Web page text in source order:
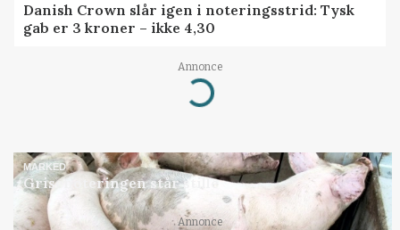
Danish Crown slår igen i noteringsstrid: Tysk
gab er 3 kroner – ikke 4,30
Annonce
Loading...
MARKED
Grisenoteringen står stille
Annonce